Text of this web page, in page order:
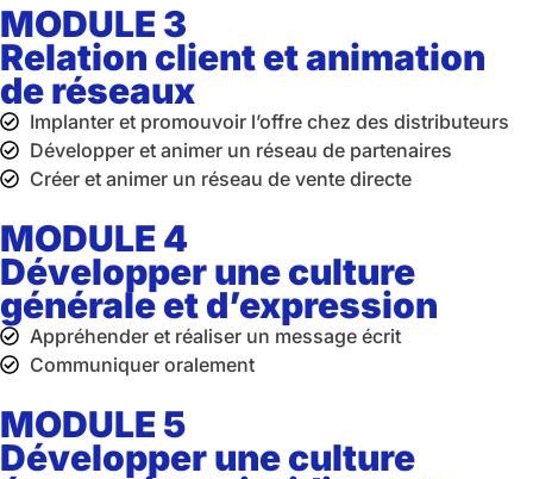
MODULE 3
Relation client et animation
de réseaux
Implanter et promouvoir l’offre chez des distributeurs
Développer et animer un réseau de partenaires
Créer et animer un réseau de vente directe
MODULE 4
Développer une culture
générale et d’expression
Appréhender et réaliser un message écrit
Communiquer oralement
MODULE 5
Développer une culture